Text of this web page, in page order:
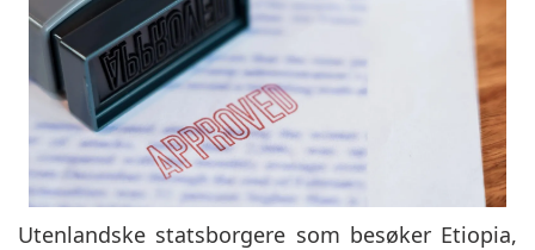
Utenlandske statsborgere som besøker Etiopia,